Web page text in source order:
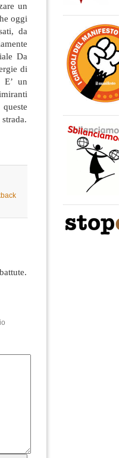
un
oggi
da
Da
di
E’ un